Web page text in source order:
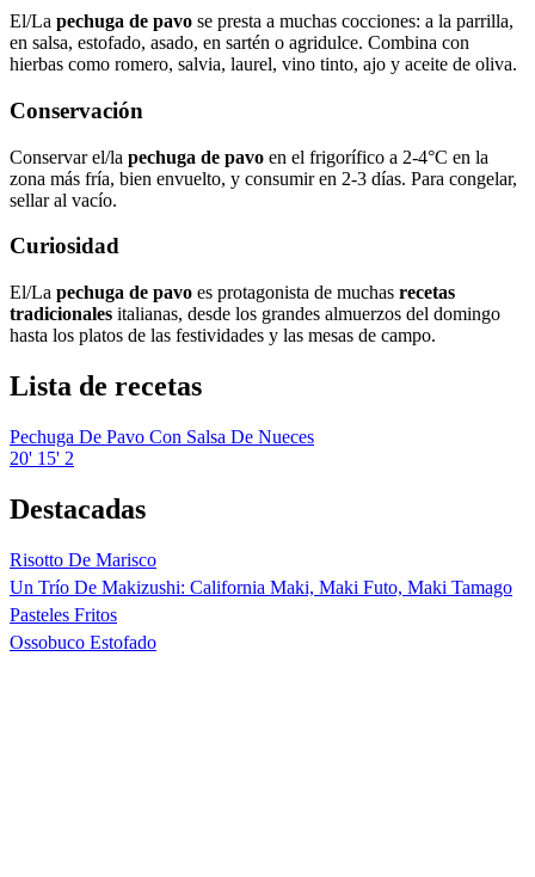
El/La pechuga de pavo se presta a muchas cocciones: a la parrilla,
en salsa, estofado, asado, en sartén o agridulce. Combina con
hierbas como romero, salvia, laurel, vino tinto, ajo y aceite de oliva.
Conservación
Conservar el/la pechuga de pavo en el frigorífico a 2-4°C en la
zona más fría, bien envuelto, y consumir en 2-3 días. Para congelar,
sellar al vacío.
Curiosidad
El/La pechuga de pavo es protagonista de muchas recetas
tradicionales italianas, desde los grandes almuerzos del domingo
hasta los platos de las festividades y las mesas de campo.
Lista de recetas
Pechuga De Pavo Con Salsa De Nueces
20' 15' 2
Destacadas
Risotto De Marisco
Un Trío De Makizushi: California Maki, Maki Futo, Maki Tamago
Pasteles Fritos
Ossobuco Estofado